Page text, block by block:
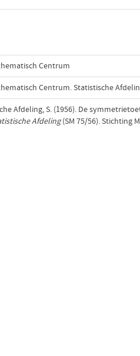
Centrum
Centrum. Statistische
Afdeling, S. (1956). De
Afdeling(SM 75/56). Stichting